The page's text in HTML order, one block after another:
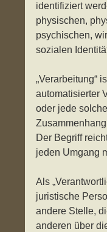
identifiziert
physischen,
psychischen,
sozialen
„Verarbeitung“
automatisierter
oder jede
Der Begriff
jeden Umgang
Als
juristische
andere Stelle,
anderen über